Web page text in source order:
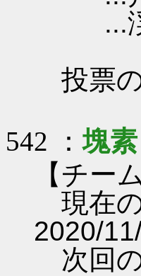
...渓
投票
542 ：塊
【チー
現在
2020/
次回